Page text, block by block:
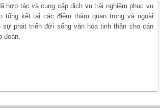
hợp tác và cung cấp dịch vụ trải nghiệm phục vụ
tổng kết tại các điểm thăm quan trong và ngoài
sự phát triển đời sống văn hóa tinh thần cho cán
đoàn.